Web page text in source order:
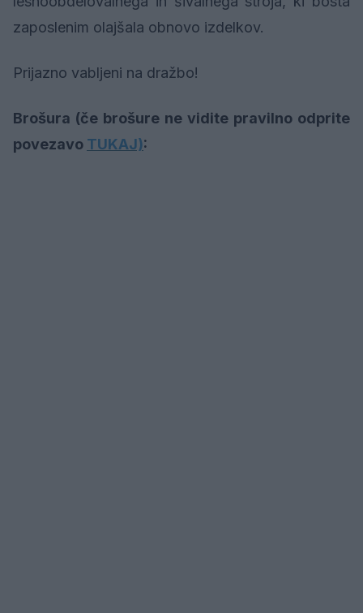
zaposlenim olajšala obnovo izdelkov.
Prijazno vabljeni na dražbo!
Brošura (če brošure ne vidite pravilno odprite
povezavo TUKAJ):